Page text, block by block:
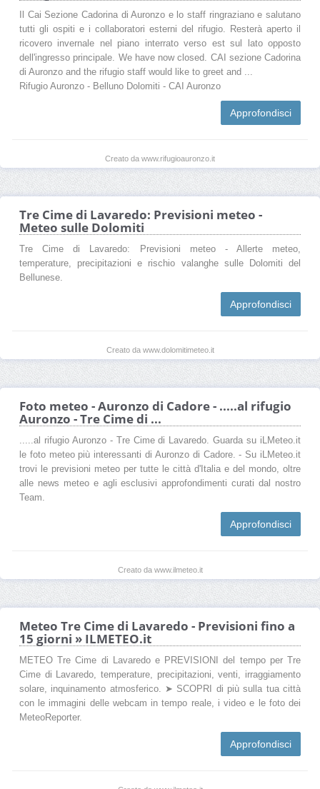
Il Cai Sezione Cadorina di Auronzo e lo staff ringraziano e salutano
tutti gli ospiti e i collaboratori esterni del rifugio. Resterà aperto il
ricovero invernale nel piano interrato verso est sul lato opposto
dell'ingresso principale. We have now closed. CAI sezione Cadorina
di Auronzo and the rifugio staff would like to greet and ...
Rifugio Auronzo - Belluno Dolomiti - CAI Auronzo
Approfondisci
Creato da www.rifugioauronzo.it
Tre Cime di Lavaredo: Previsioni meteo -
Meteo sulle Dolomiti
Tre Cime di Lavaredo: Previsioni meteo - Allerte meteo,
temperature, precipitazioni e rischio valanghe sulle Dolomiti del
Bellunese.
Approfondisci
Creato da www.dolomitimeteo.it
Foto meteo - Auronzo di Cadore - .....al rifugio
Auronzo - Tre Cime di ...
.....al rifugio Auronzo - Tre Cime di Lavaredo. Guarda su iLMeteo.it
le foto meteo più interessanti di Auronzo di Cadore. - Su iLMeteo.it
trovi le previsioni meteo per tutte le città d'Italia e del mondo, oltre
alle news meteo e agli esclusivi approfondimenti curati dal nostro
Team.
Approfondisci
Creato da www.ilmeteo.it
Meteo Tre Cime di Lavaredo - Previsioni fino a
15 giorni » ILMETEO.it
METEO Tre Cime di Lavaredo e PREVISIONI del tempo per Tre
Cime di Lavaredo, temperature, precipitazioni, venti, irraggiamento
solare, inquinamento atmosferico. ➤ SCOPRI di più sulla tua città
con le immagini delle webcam in tempo reale, i video e le foto dei
MeteoReporter.
Approfondisci